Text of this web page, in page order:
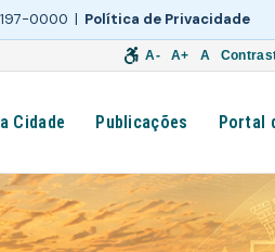
0000 | Política de Privacidade
A- A+ A
Cidade Publicações Portal